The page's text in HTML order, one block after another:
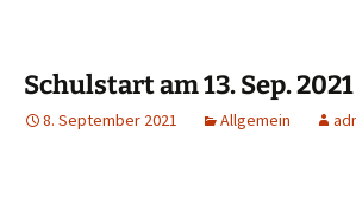
Schulstart am 13. Sep. 2021
8. September 2021 Allgemein